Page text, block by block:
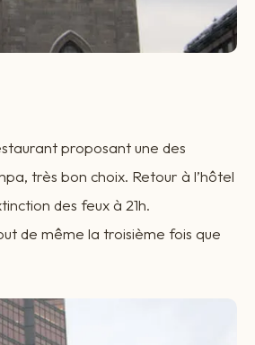
proposant une des
très bon choix. Retour à l’hôtel
des feux à 21h.
de même la troisième fois que